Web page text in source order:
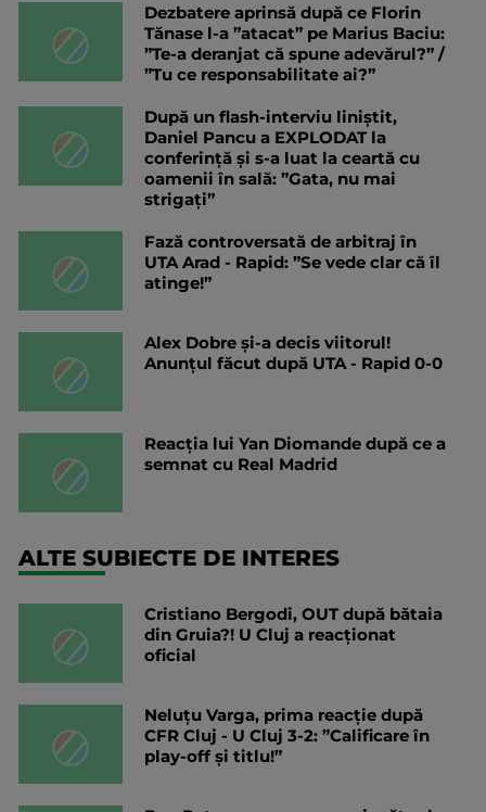
Dezbatere aprinsă după ce Florin
Tănase l-a ”atacat” pe Marius Baciu:
”Te-a deranjat că spune adevărul?” /
”Tu ce responsabilitate ai?”
După un flash-interviu liniștit,
Daniel Pancu a EXPLODAT la
conferință și s-a luat la ceartă cu
oamenii în sală: ”Gata, nu mai
strigați”
Fază controversată de arbitraj în
UTA Arad - Rapid: ”Se vede clar că îl
atinge!”
Alex Dobre și-a decis viitorul!
Anunțul făcut după UTA - Rapid 0-0
Reacția lui Yan Diomande după ce a
semnat cu Real Madrid
ALTE SUBIECTE DE INTERES
Cristiano Bergodi, OUT după bătaia
din Gruia?! U Cluj a reacționat
oficial
Neluțu Varga, prima reacție după
CFR Cluj - U Cluj 3-2: ”Calificare în
play-off și titlu!”